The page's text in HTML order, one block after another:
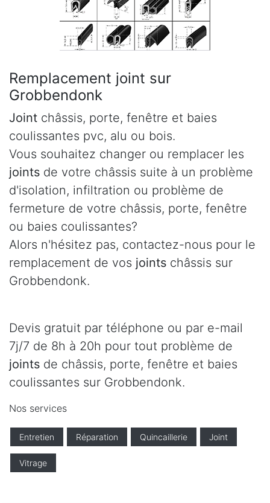
Remplacement joint sur
Grobbendonk
Joint châssis, porte, fenêtre et baies
coulissantes pvc, alu ou bois.
Vous souhaitez changer ou remplacer les
joints de votre châssis suite à un problème
d'isolation, infiltration ou problème de
fermeture de votre châssis, porte, fenêtre
ou baies coulissantes?
Alors n'hésitez pas, contactez-nous pour le
remplacement de vos joints châssis sur
Grobbendonk.
Devis gratuit par téléphone ou par e-mail
7j/7 de 8h à 20h pour tout problème de
joints de châssis, porte, fenêtre et baies
coulissantes sur Grobbendonk.
Nos services
Entretien Réparation Quincaillerie Joint
Vitrage